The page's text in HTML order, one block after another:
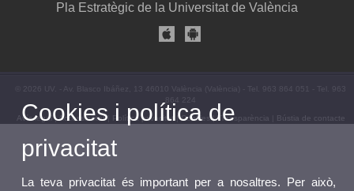
Pla Estratègic de la Universitat de València
© 2026 UV. - Av. Blasco Ibáñez, 13 46010 València (València) - Tel. 963 864 051 - Tel. 963
Avís legal|Accessibilitat| Política privacitat |Cookies|Transparència Bústia de contacte
Cookies i política de
privacitat
La teva privacitat és important per a nosaltres. Per això,